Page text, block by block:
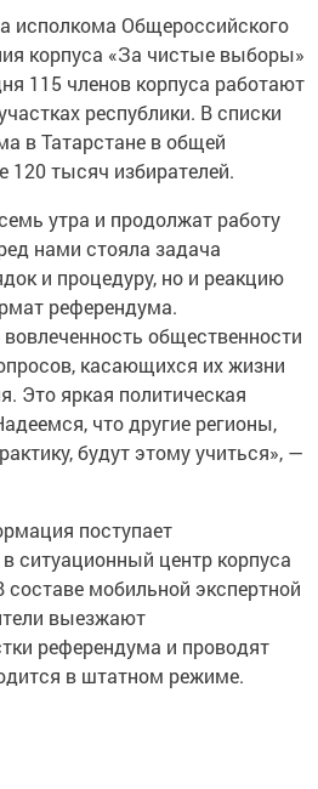
исполкома Общероссийского
корпуса «За чистые выборы»
115 членов корпуса работают
республики. В списки
в Татарстане в общей
120 тысяч избирателей.
утра и продолжат работу
нами стояла задача
и процедуру, но и реакцию
референдума.
общественности
касающихся их жизни
Это яркая политическая
что другие регионы,
будут этому учиться», —
поступает
ситуационный центр корпуса
мобильной экспертной
выезжают
референдума и проводят
в штатном режиме.